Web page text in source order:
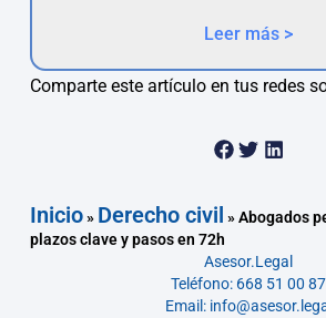
Leer más >
Comparte este artículo en tus redes
Inicio» Derecho civil »Abogados
plazos clave y pasos en 72h
Asesor.Legal
Teléfono: 668 51 00 87
Email: